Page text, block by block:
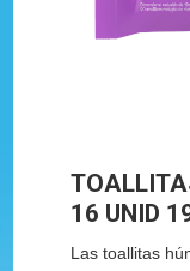
16 UNID
Las toallitas